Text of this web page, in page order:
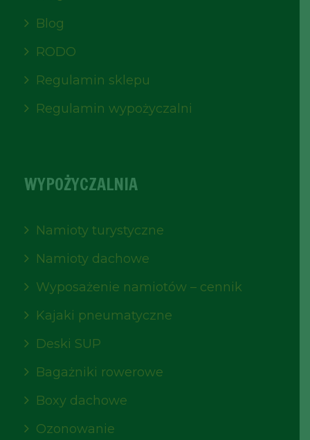
Blog
RODO
Regulamin sklepu
Regulamin wypożyczalni
WYPOŻYCZALNIA
Namioty turystyczne
Namioty dachowe
Wyposażenie namiotów – cennik
Kajaki pneumatyczne
Deski SUP
Bagażniki rowerowe
Boxy dachowe
Ozonowanie